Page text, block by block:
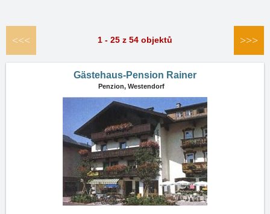
<<< 1 - 25 z 54 objektů >>>
Gästehaus-Pension Rainer
Penzion, Westendorf